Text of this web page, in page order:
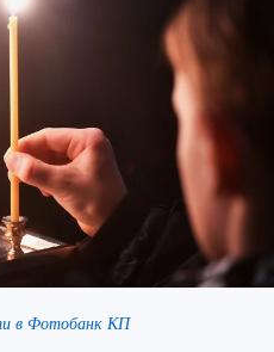
в Фотобанк КП